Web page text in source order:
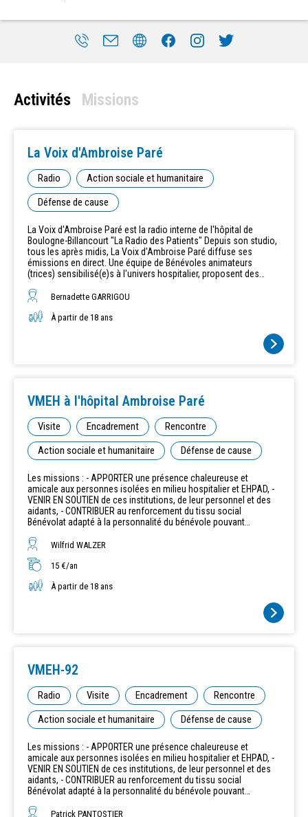
Activités Missions
La Voix d'Ambroise Paré
Radio
Action sociale et humanitaire
Défense de cause
La Voix d'Ambroise Paré est la radio interne de l'hôpital de
Boulogne-Billancourt "La Radio des Patients" Depuis son studio,
tous les après midis, La Voix d'Ambroise Paré diffuse ses
émissions en direct.​ Une équipe de Bénévoles animateurs
(trices) sensibilisé(e)s à l'univers hospitalier, proposent des
bien être, à l'informatique, la poésie, le sport.... Chacun anime
une émission dont le thème est fonction de ses goûts et de ses
talents, s'inscrivant en cela dans une dynamique d'échanges et
Paré. Un grand merci à nos Bénévoles qui permettent une belle
Bernadette GARRIGOU
À partir de 18 ans
VMEH à l'hôpital Ambroise Paré
Visite Encadrement
Rencontre
Action sociale et humanitaire
Défense de cause
Les missions : - APPORTER une présence chaleureuse et
amicale aux personnes isolées en milieu hospitalier et EHPAD, -
VENIR EN SOUTIEN de ces institutions, de leur personnel et des
aidants, - CONTRIBUER au renforcement du tissu social
Bénévolat adapté à la personnalité du bénévole pouvant
"Blouses vertes" à l’hôpital Ambroise Paré à Boulogne) avec des
rencontres toujours enrichissantes et des relations humaines
développées selon sa sensibilité et son style ; - Et/ou des visites
en salle commune, où la participation à des animations est un
moyen d’entrer en relation avec les résidents ; - Et/ou accueil,
établissement pour assurer toutes ces visites, - Et pouvant
également conduire à devenir Représentant des Usagers (RU) à
l’hôpital ou à participer au Conseil de Vie Sociale (CVS) en
EHPAD.
Wilfrid WALZER
15 €/an
À partir de 18 ans
VMEH-92
Radio Visite Encadrement
Rencontre
Action sociale et humanitaire
Défense de cause
Les missions : - APPORTER une présence chaleureuse et
amicale aux personnes isolées en milieu hospitalier et EHPAD, -
VENIR EN SOUTIEN de ces institutions, de leur personnel et des
aidants, - CONTRIBUER au renforcement du tissu social
Bénévolat adapté à la personnalité du bénévole pouvant
"Blouses vertes" à l’hôpital Ambroise Paré à Boulogne) avec des
Patrick PANTOSTIER